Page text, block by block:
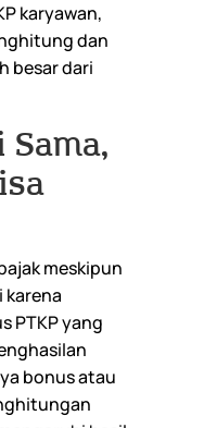
karyawan,
dan
besar dari
Sama,
meskipun
karena
PTKP yang
bonus atau